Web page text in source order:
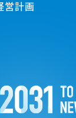
営計画
ア